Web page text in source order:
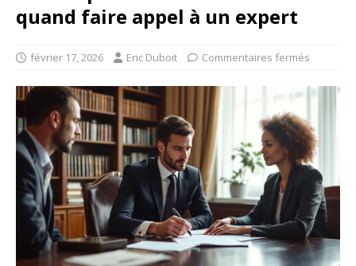
quand faire appel à un expert
février 17, 2026 Eric Duboit Commentaires fermés